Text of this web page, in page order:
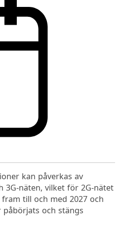
kan påverkas av
3G-näten, vilket för 2G-nätet
till och med 2027 och
och stängs